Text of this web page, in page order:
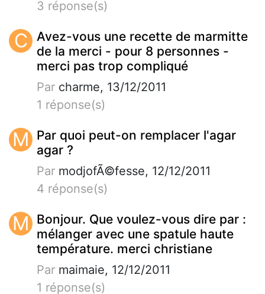
3 réponse(s)
C
Avez-vous une recette de marmitte
de la merci - pour 8 personnes -
merci pas trop compliqué
Par charme, 13/12/2011
1 réponse(s)
M Par quoi peut-on remplacer l'agar
agar ?
Par modjofÃ©fesse, 12/12/2011
4 réponse(s)
M Bonjour. Que voulez-vous dire par :
mélanger avec une spatule haute
température. merci christiane
Par maimaie, 12/12/2011
1 réponse(s)